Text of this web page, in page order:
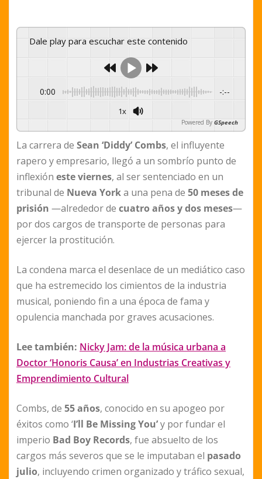
Dale play para escuchar este contenido
0:00 -:--
1x
Powered By GSpeech
La carrera de Sean ‘Diddy’ Combs, el influyente
rapero y empresario, llegó a un sombrío punto de
inflexión este viernes, al ser sentenciado en un
tribunal de Nueva Yorka una pena de 50 meses de
prisión —alrededor de cuatro años y dos meses—
por dos cargos de transporte de personas para
ejercer la prostitución.
La condena marca el desenlace de un mediático caso
que ha estremecido los cimientos de la industria
musical, poniendo fin a una época de fama y
opulencia manchada por graves acusaciones.
Lee también: Nicky Jam: de la música urbana a
Doctor ‘Honoris Causa’ en Industrias Creativas y
Emprendimiento Cultural
Combs, de 55 años, conocido en su apogeo por
éxitos como ‘I’ll Be Missing You’y por fundar el
imperio Bad Boy Records, fue absuelto de los
cargos más severos que se le imputaban el pasado
julio, incluyendo crimen organizado y tráfico sexual,